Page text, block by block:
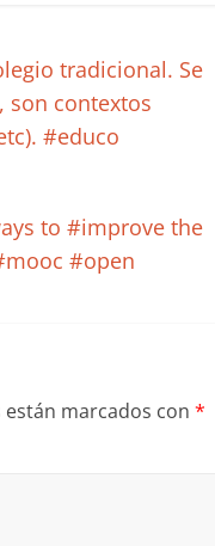
tradicional. Se
son contextos
#educo
to #improve the
#open
marcados con *